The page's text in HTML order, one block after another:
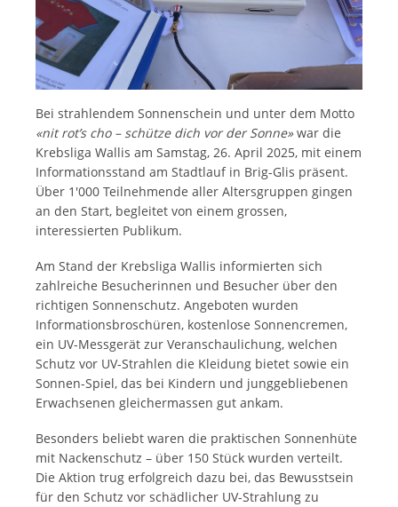
Bei strahlendem Sonnenschein und unter dem Motto
«nit rot’s cho – schütze dich vor der Sonne»war die
Krebsliga Wallis am Samstag, 26. April 2025, mit einem
Informationsstand am Stadtlauf in Brig-Glis präsent.
Über 1'000 Teilnehmende aller Altersgruppen gingen
an den Start, begleitet von einem grossen,
interessierten Publikum.
Am Stand der Krebsliga Wallis informierten sich
zahlreiche Besucherinnen und Besucher über den
richtigen Sonnenschutz. Angeboten wurden
Informationsbroschüren, kostenlose Sonnencremen,
ein UV-Messgerät zur Veranschaulichung, welchen
Schutz vor UV-Strahlen die Kleidung bietet sowie ein
Sonnen-Spiel, das bei Kindern und junggebliebenen
Erwachsenen gleichermassen gut ankam.
Besonders beliebt waren die praktischen Sonnenhüte
mit Nackenschutz – über 150 Stück wurden verteilt.
Die Aktion trug erfolgreich dazu bei, das Bewusstsein
für den Schutz vor schädlicher UV-Strahlung zu